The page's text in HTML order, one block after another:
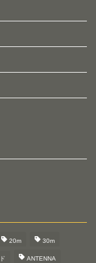
20m 30m
ANTENNA